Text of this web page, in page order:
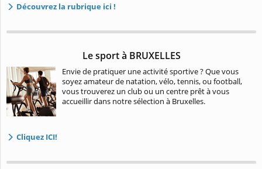
Découvrez la rubrique ici !
Le sport à BRUXELLES
Envie de pratiquer une activité sportive ? Que vous
soyez amateur de natation, vélo, tennis, ou football,
vous trouverez un club ou un centre prêt à vous
accueillir dans notre sélection à Bruxelles.
Cliquez ICI!